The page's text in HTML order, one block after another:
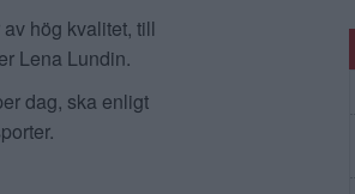
hög kvalitet, till
Lena Lundin.
dag, ska enligt